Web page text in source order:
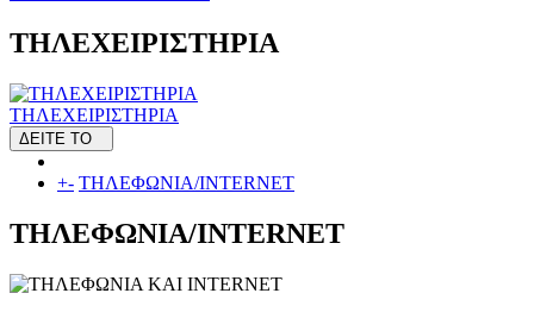
ΤΗΛΕΧΕΙΡΙΣΤΗΡΙΑ
ΤΗΛΕΧΕΙΡΙΣΤΗΡΙΑ
ΔΕΙΤΕ ΤΟ
+- ΤΗΛΕΦΩΝΙΑ/INTERNET
ΤΗΛΕΦΩΝΙΑ/INTERNET